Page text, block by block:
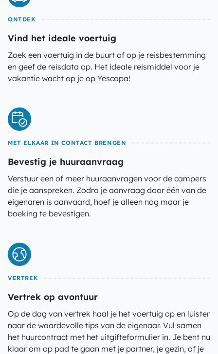
ONTDEK
Vind het ideale voertuig
Zoek een voertuig in de buurt of op je reisbestemming
en geef de reisdata op. Het ideale reismiddel voor je
vakantie wacht op je op Yescapa!
MET ELKAAR IN CONTACT BRENGEN
Bevestig je huuraanvraag
Verstuur een of meer huuraanvragen voor de campers
die je aanspreken. Zodra je aanvraag door één van de
eigenaren is aanvaard, hoef je alleen nog maar je
boeking te bevestigen.
VERTREK
Vertrek op avontuur
Op de dag van vertrek haal je het voertuig op en luister
naar de waardevolle tips van de eigenaar. Vul samen
het huurcontract met het uitgifteformulier in. Je bent nu
klaar om op pad te gaan met je partner, je gezin, of je